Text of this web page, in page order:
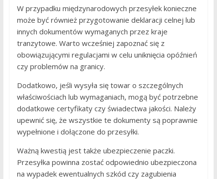
W przypadku międzynarodowych przesyłek konieczne
może być również przygotowanie deklaracji celnej lub
innych dokumentów wymaganych przez kraje
tranzytowe. Warto wcześniej zapoznać się z
obowiązującymi regulacjami w celu uniknięcia opóźnień
czy problemów na granicy.
Dodatkowo, jeśli wysyła się towar o szczególnych
właściwościach lub wymaganiach, mogą być potrzebne
dodatkowe certyfikaty czy świadectwa jakości. Należy
upewnić się, że wszystkie te dokumenty są poprawnie
wypełnione i dołączone do przesyłki.
Ważną kwestią jest także ubezpieczenie paczki.
Przesyłka powinna zostać odpowiednio ubezpieczona
na wypadek ewentualnych szkód czy zagubienia